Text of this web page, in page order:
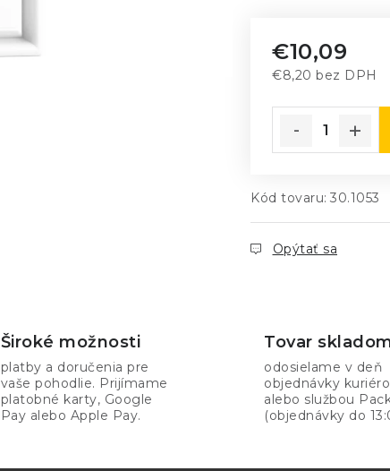
€10,09
€8,20 bez DPH
Kód tovaru: 30.1053
Opýtať sa
Široké možnosti
platby a doručenia pre
vaše pohodlie. Prijímame
platobné karty, Google
Pay alebo Apple Pay.
Tovar
odosielame v deň
objednávky
alebo službou
(objednávky do